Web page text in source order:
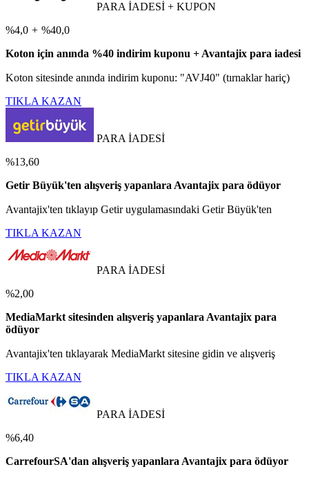
PARA İADESİ + KUPON
%4,0 + %40,0
Koton için anında %40 indirim kuponu + Avantajix para iadesi
Koton sitesinde anında indirim kuponu: "AVJ40" (tırnaklar hariç)
TIKLA KAZAN
PARA İADESİ
%13,60
Getir Büyük'ten alışveriş yapanlara Avantajix para ödüyor
Avantajix'ten tıklayıp Getir uygulamasındaki Getir Büyük'ten
TIKLA KAZAN
PARA İADESİ
%2,00
MediaMarkt sitesinden alışveriş yapanlara Avantajix para
ödüyor
Avantajix'ten tıklayarak MediaMarkt sitesine gidin ve alışveriş
TIKLA KAZAN
PARA İADESİ
%6,40
CarrefourSA'dan alışveriş yapanlara Avantajix para ödüyor